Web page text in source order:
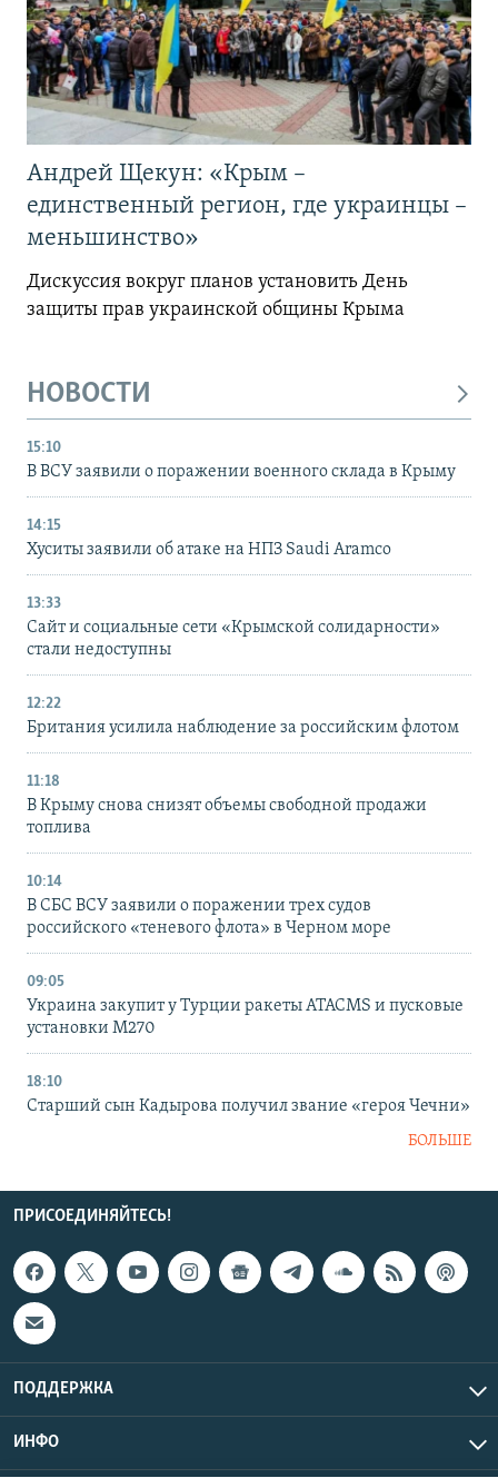
Андрей Щекун: «Крым –
единственный регион, где украинцы –
меньшинство»
Дискуссия вокруг планов установить День
защиты прав украинской общины Крыма
НОВОСТИ
15:10
В ВСУ заявили о поражении военного склада в Крыму
14:15
Хуситы заявили об атаке на НПЗ Saudi Aramco
13:33
Сайт и социальные сети «Крымской солидарности»
стали недоступны
12:22
Британия усилила наблюдение за российским флотом
11:18
В Крыму снова снизят объемы свободной продажи
топлива
10:14
В СБС ВСУ заявили о поражении трех судов
российского «теневого флота» в Черном море
09:05
Украина закупит у Турции ракеты ATACMS и пусковые
установки M270
18:10
Старший сын Кадырова получил звание «героя Чечни»
БОЛЬШЕ
ПРИСОЕДИНЯЙТЕСЬ!
ПОДДЕРЖКА
ИНФО